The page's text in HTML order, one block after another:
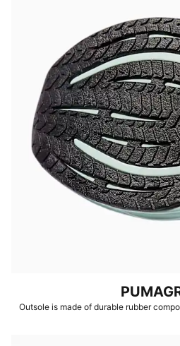
Coupe standard
Tige en maille technique
Hauteur de la semelle : 39
Poids : 250 g (taille UK8)
Inclinaison du talon à orteil :
Recommandé pour les
Outsole is made of durable rubber